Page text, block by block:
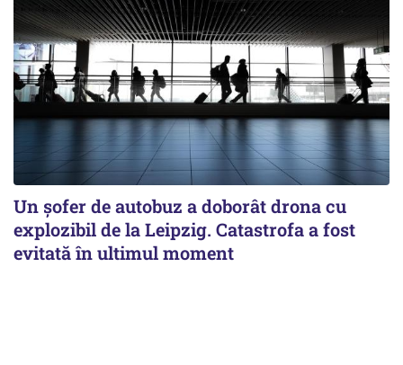
Un șofer de autobuz a doborât drona cu
explozibil de la Leipzig. Catastrofa a fost
evitată în ultimul moment